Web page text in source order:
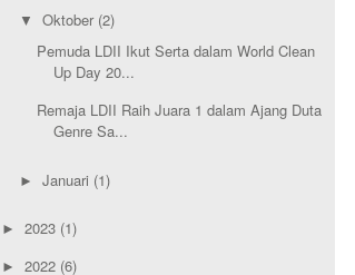
▼ Oktober (2)
Pemuda LDII Ikut Serta dalam World Clean
Up Day 20...
Remaja LDII Raih Juara 1 dalam Ajang Duta
Genre Sa...
► Januari (1)
► 2023 (1)
► 2022 (6)